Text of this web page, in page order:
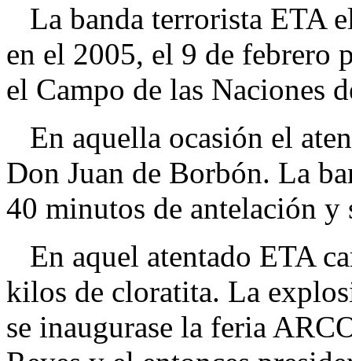
La banda terrorista ETA
en el 2005, el 9 de febrero
el Campo de las Naciones
En aquella ocasión el
Don Juan de Borbón. La
40 minutos de antelación
En aquel atentado ETA
kilos de cloratita. La
se inaugurase la feria